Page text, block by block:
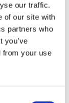
our traffic.
of our site with
partners who
you’ve
from your use